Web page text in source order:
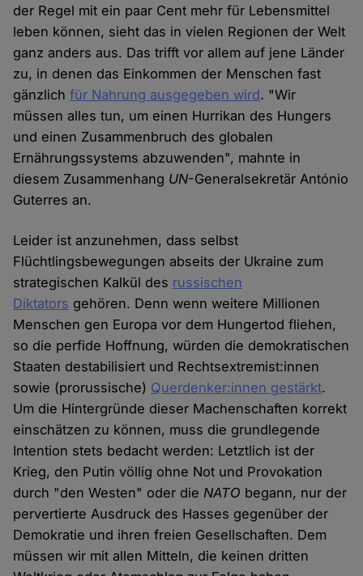
der Regel mit ein paar Cent mehr für Lebensmittel
leben können, sieht das in vielen Regionen der Welt
ganz anders aus. Das trifft vor allem auf jene Länder
zu, in denen das Einkommen der Menschen fast
gänzlichfür Nahrung ausgegeben wird. "Wir
müssen alles tun, um einen Hurrikan des Hungers
und einen Zusammenbruch des globalen
Ernährungssystems abzuwenden", mahnte in
diesem Zusammenhang UN-Generalsekretär António
Guterres an.
Leider ist anzunehmen, dass selbst
Flüchtlingsbewegungen abseits der Ukraine zum
strategischen Kalkül des russischen
Diktators gehören. Denn wenn weitere Millionen
Menschen gen Europa vor dem Hungertod fliehen,
so die perfide Hoffnung, würden die demokratischen
Staaten destabilisiert und Rechtsextremist:innen
sowie (prorussische) Querdenker:innen gestärkt.
Um die Hintergründe dieser Machenschaften korrekt
einschätzen zu können, muss die grundlegende
Intention stets bedacht werden: Letztlich ist der
Krieg, den Putin völlig ohne Not und Provokation
durch "den Westen" oder dieNATO begann, nur der
pervertierte Ausdruck des Hasses gegenüber der
Demokratie und ihren freien Gesellschaften. Dem
müssen wir mit allen Mitteln, die keinen dritten